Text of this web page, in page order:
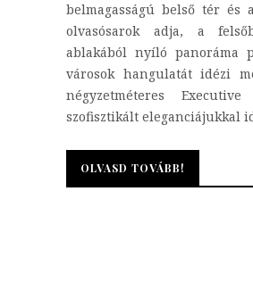
belmagasságú belső tér és
olvasósarok adja, a
ablakából nyíló panoráma
városok hangulatát idézi
négyzetméteres Executive
szofisztikált eleganciájukkal
OLVASD TOVÁBB!
OLVASD TOVÁBB!